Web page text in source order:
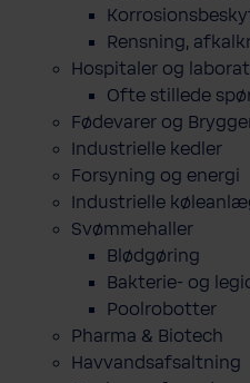
Rensning,
Hospitaler og
Ofte stillede
Fødevarer og
Industrielle kedler
Forsyning og energi
Industrielle
Svømmehaller
Blødgøring
Bakterie- og
Poolrobotter
Pharma & Biotech
Havvandsafsaltning